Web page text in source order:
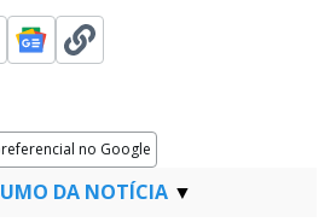
no Google
DA NOTÍCIA